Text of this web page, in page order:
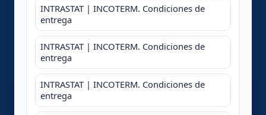
INTRASTAT | INCOTERM. Condiciones de
entrega
INTRASTAT | INCOTERM. Condiciones de
entrega
INTRASTAT | INCOTERM. Condiciones de
entrega